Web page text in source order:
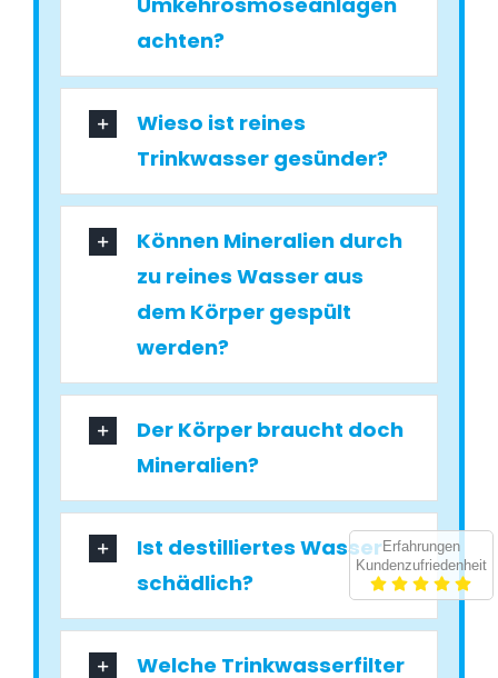
achten?
Wieso ist reines
Trinkwasser gesünder?
Können Mineralien durch
zu reines Wasser aus
dem Körper gespült
werden?
Der Körper braucht doch
Mineralien?
Ist destilliertes Wasser
schädlich?
Welche Trinkwasserfilter
Erfahrungen
Kundenzufriedenheit